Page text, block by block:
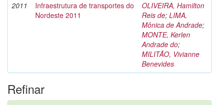
2011
Infraestrutura de transportes do
Nordeste 2011
OLIVEIRA, Hamilton
Reis de; LIMA,
Mônica de Andrade;
MONTE, Kerlen
Andrade do;
MILITÃO, Vivianne
Benevides
Refinar